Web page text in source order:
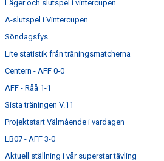
Läger och slutspel i vintercupen
A-slutspel i Vintercupen
Söndagsfys
Lite statistik från träningsmatcherna
Centern - ÄFF 0-0
ÄFF - Råå 1-1
Sista träningen V.11
Projektstart Välmående i vardagen
LB07 - ÄFF 3-0
Aktuell ställning i vår superstar tävling